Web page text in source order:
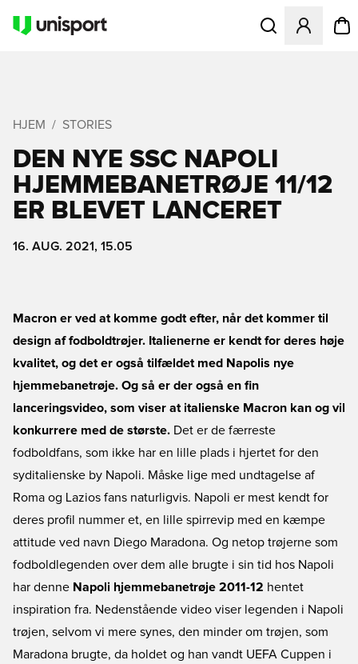
Åbner en Modal
HJEM STORIES
DEN NYE SSC NAPOLI
HJEMMEBANETRØJE 11/12
ER BLEVET LANCERET
16. AUG. 2021, 15.05
Macron er ved at komme godt efter, når det kommer til
design af fodboldtrøjer. Italienerne er kendt for deres høje
kvalitet, og det er også tilfældet med Napolis nye
hjemmebanetrøje. Og så er der også en fin
lanceringsvideo, som viser at italienske Macron kan og vil
konkurrere med de største. Det er de færreste
fodboldfans, som ikke har en lille plads i hjertet for den
syditalienske by Napoli. Måske lige med undtagelse af
Roma og Lazios fans naturligvis. Napoli er mest kendt for
deres profil nummer et, en lille spirrevip med en kæmpe
attitude ved navn Diego Maradona. Og netop trøjerne som
fodboldlegenden over dem alle brugte i sin tid hos Napoli
har denne Napoli hjemmebanetrøje 2011-12 hentet
inspiration fra. Nedenstående video viser legenden i Napoli
trøjen, selvom vi mere synes, den minder om trøjen, som
Maradona brugte, da holdet og han vandt UEFA Cuppen i